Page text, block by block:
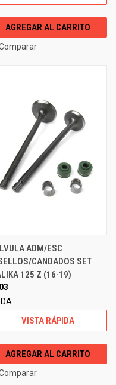
AGREGAR AL CARRITO
ADM/ESC
CANDADOS SET
125 Z (16-19)
VISTA RÁPIDA
AGREGAR AL CARRITO